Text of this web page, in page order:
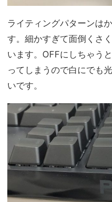
ライティングパターンは
す。細かすぎて面倒くさ
います。OFFにしちゃう
ってしまうので白にでも
いです。